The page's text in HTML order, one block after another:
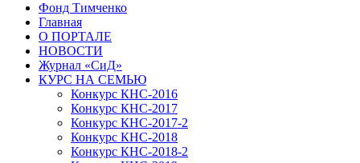
Фонд Тимченко
Главная
О ПОРТАЛЕ
НОВОСТИ
Журнал «СиД»
КУРС НА СЕМЬЮ
Конкурс КНС-2016
Конкурс КНС-2017
Конкурс КНС-2017-2
Конкурс КНС-2018
Конкурс КНС-2018-2